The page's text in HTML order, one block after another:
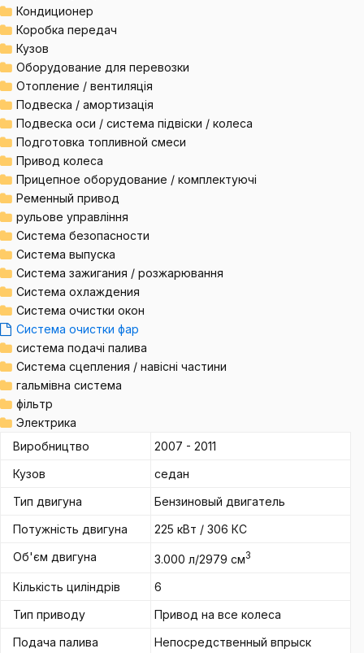
Кондиционер
Коробка передач
Кузов
Оборудование для перевозки
Отопление / вентиляція
Подвеска / амортизація
Подвеска оси / система підвіски / колеса
Подготовка топливной смеси
Привод колеса
Прицепное оборудование / комплектуючі
Ременный привод
рульове управління
Система безопасности
Система выпуска
Система зажигания / розжарювання
Система охлаждения
Система очистки окон
Система очистки фар
система подачі палива
Система сцепления / навісні частини
гальмівна система
фільтр
Электрика
Виробництво
2007 - 2011
Кузов
седан
Тип двигуна
Бензиновый двигатель
Потужність двигуна
225 кВт / 306 КС
Об'єм двигуна
3.000 л/2979 см3
Кількість циліндрів
6
Тип приводу
Привод на все колеса
Подача палива
Непосредственный впрыск